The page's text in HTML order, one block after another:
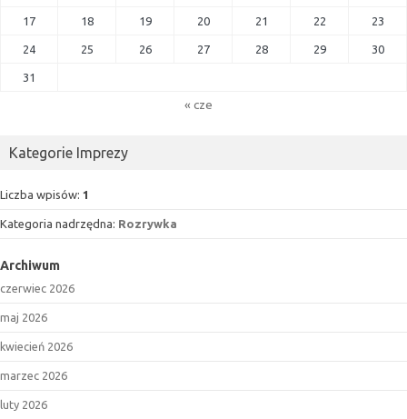
17 18 19 20 21 22 23
24 25 26 27 28 29 30
31
« cze
Kategorie Imprezy
Liczba wpisów: 1
Kategoria nadrzędna: Rozrywka
Archiwum
czerwiec 2026
maj 2026
kwiecień 2026
marzec 2026
luty 2026